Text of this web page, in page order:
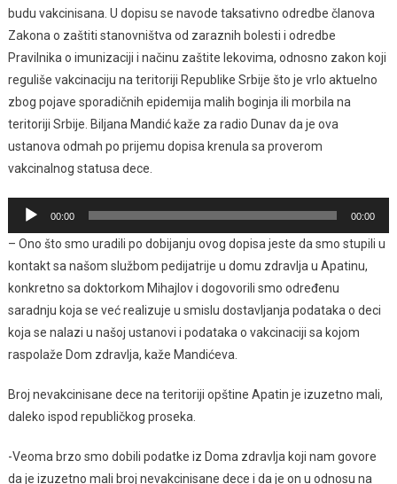
budu vakcinisana. U dopisu se navode taksativno odredbe članova
Zakona o zaštiti stanovništva od zaraznih bolesti i odredbe
Pravilnika o imunizaciji i načinu zaštite lekovima, odnosno zakon koji
reguliše vakcinaciju na teritoriji Republike Srbije što je vrlo aktuelno
zbog pojave sporadičnih epidemija malih boginja ili morbila na
teritoriji Srbije. Biljana Mandić kaže za radio Dunav da je ova
ustanova odmah po prijemu dopisa krenula sa proverom
vakcinalnog statusa dece.
Pregledač
zapisa
00:00 00:00
– Ono što smo uradili po dobijanju ovog dopisa jeste da smo stupili u
kontakt sa našom službom pedijatrije u domu zdravlja u Apatinu,
konkretno sa doktorkom Mihajlov i dogovorili smo određenu
saradnju koja se već realizuje u smislu dostavljanja podataka o deci
koja se nalazi u našoj ustanovi i podataka o vakcinaciji sa kojom
raspolaže Dom zdravlja, kaže Mandićeva.
Broj nevakcinisane dece na teritoriji opštine Apatin je izuzetno mali,
daleko ispod republičkog proseka.
-Veoma brzo smo dobili podatke iz Doma zdravlja koji nam govore
da je izuzetno mali broj nevakcinisane dece i da je on u odnosu na